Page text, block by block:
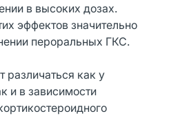
в высоких дозах.
эффектов значительно
пероральных ГКС.
различаться как у
и в зависимости